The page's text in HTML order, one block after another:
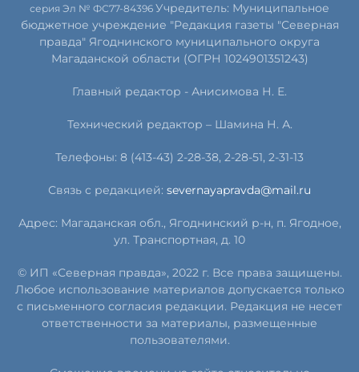
серия Эл № ФС77-84396 Учредитель: Муниципальное
бюджетное учреждение "Редакция газеты "Северная
правда" Ягоднинского муниципального округа
Магаданской области (ОГРН 1024901351243)
Главный редактор - Анисимова Н. Е.
Технический редактор – Шамина Н. А.
Телефоны: 8 (413-43) 2-28-38, 2-28-51, 2-31-13
Связь с редакцией: severnayapravda@mail.ru
Адрес: Магаданская обл., Ягоднинский р-н, п. Ягодное,
ул. Транспортная, д. 10
© ИП «Северная правда», 2022 г. Все права защищены.
Любое использование материалов допускается только
с письменного согласия редакции. Редакция не несет
ответственности за материалы, размещенные
пользователями.